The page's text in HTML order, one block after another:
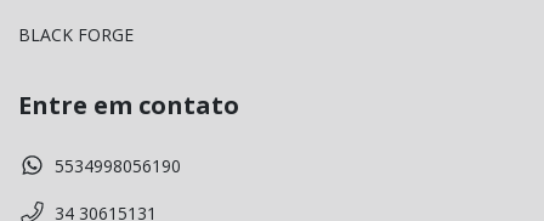
BLACK FORGE
Entre em contato
5534998056190
34 30615131